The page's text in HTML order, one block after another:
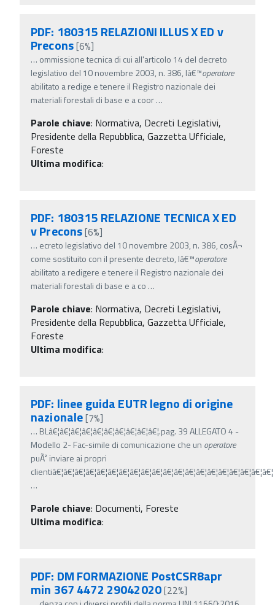
PDF: 180315 RELAZIONI ILLUS X ED v
Precons[6%]
… ommissione tecnica di cui all'articolo 14 del decreto
legislativo del 10 novembre 2003, n. 386, lâ€™operatore
abilitato a redige e tenere il Registro nazionale dei
materiali forestali di base e a coor…
Parole chiave: Normativa, Decreti Legislativi,
Presidente della Repubblica, Gazzetta Ufficiale,
Foreste
Ultima modifica:
PDF: 180315 RELAZIONE TECNICA X ED
v Precons[6%]
… ecreto legislativo del 10 novembre 2003, n. 386, cosÃ¬
come sostituito con il presente decreto, lâ€™operatore
abilitato a redigere e tenere il Registro nazionale dei
materiali forestali di base e a co …
Parole chiave: Normativa, Decreti Legislativi,
Presidente della Repubblica, Gazzetta Ufficiale,
Foreste
Ultima modifica:
PDF: linee guida EUTR legno di origine
nazionale[7%]
… BLâ€¦â€¦â€¦â€¦â€¦â€¦â€¦â€¦â€¦â€¦.pag. 39 ALLEGATO 4 -
Modello 2- Fac-simile di comunicazione che un operatore
puÃ² inviare ai propri
clientiâ€¦â€¦â€¦â€¦â€¦â€¦â€¦â€¦â€¦â€¦â€¦â€¦â€¦â€¦â€¦â€¦â€¦â€¦â€¦â€¦
…
Parole chiave: Documenti, Foreste
Ultima modifica:
PDF: DM FORMAZIONE PostCSR8apr
min 367 4472 29042020[22%]